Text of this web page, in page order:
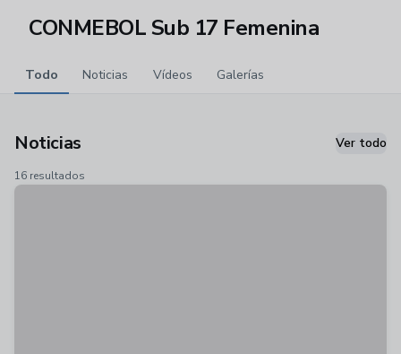
CONMEBOL Sub 17 Femenina
Todo Noticias Vídeos Galerías
Noticias Ver todo
16 resultados